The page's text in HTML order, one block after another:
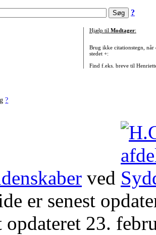
?
?
Hjælp til Modtager:
Brug ikke citationstegn, når
stedet +:
Find f.eks. breve til
ved
er senest
opdateret 23.